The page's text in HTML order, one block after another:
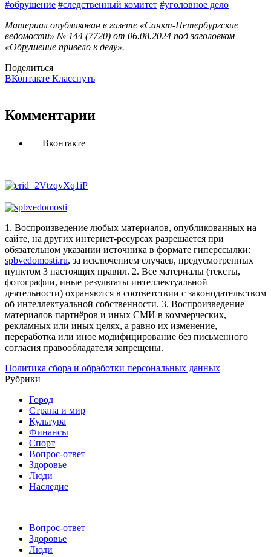
#обрушение #следственный комитет #уголовное дело
Материал опубликован в газете «Санкт-Петербургские
ведомости» № 144 (7720) от 06.08.2024 под заголовком
«Обрушение привело к делу».
Поделиться
ВКонтакте Класснуть
Комментарии
Вконтакте
1. Воспроизведение любых материалов, опубликованных на
сайте, на других интернет-ресурсах разрешается при
обязательном указании источника в формате гиперссылки:
spbvedomosti.ru, за исключением случаев, предусмотренных
пунктом 3 настоящих правил. 2. Все материалы (тексты,
фотографии, иные результаты интеллектуальной
деятельности) охраняются в соответствии с законодательством
об интеллектуальной собственности. 3. Воспроизведение
материалов партнёров и иных СМИ в коммерческих,
рекламных или иных целях, а равно их изменение,
переработка или иное модифицирование без письменного
согласия правообладателя запрещены.
Политика сбора и обработки персональных данных
Рубрики
Город
Страна и мир
Культура
Финансы
Спорт
Вопрос-ответ
Здоровье
Люди
Наследие
Вопрос-ответ
Здоровье
Люди